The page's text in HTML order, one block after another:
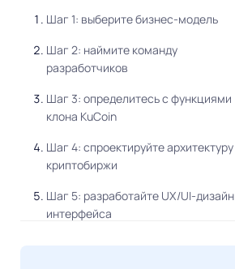
Шаг 1: выберите бизнес-модель
Шаг 2: наймите команду
разработчиков
Шаг 3: определитесь с функциями
клона KuCoin
Шаг 4: спроектируйте архитектуру
криптобиржи
Шаг 5: разработайте UX/UI-дизайн
интерфейса